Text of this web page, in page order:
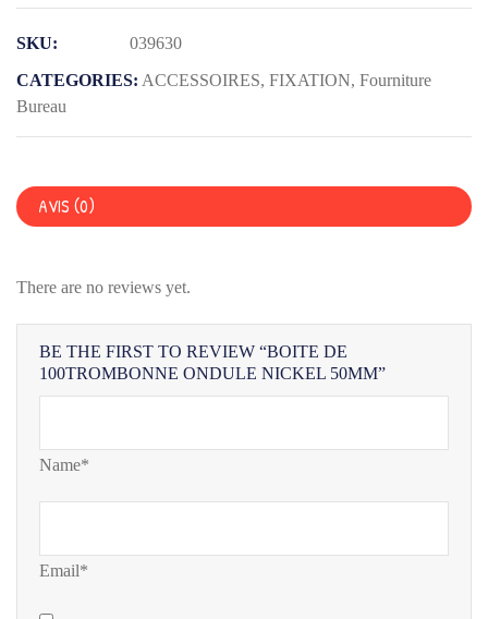
100TROMBONNE
ONDULE
NICKEL
50MM
SKU:
039630
CATEGORIES: ACCESSOIRES, FIXATION, Fourniture
Bureau
AVIS (0)
There are no reviews yet.
BE THE FIRST TO REVIEW “BOITE DE
100TROMBONNE ONDULE NICKEL 50MM”
Name*
Email*